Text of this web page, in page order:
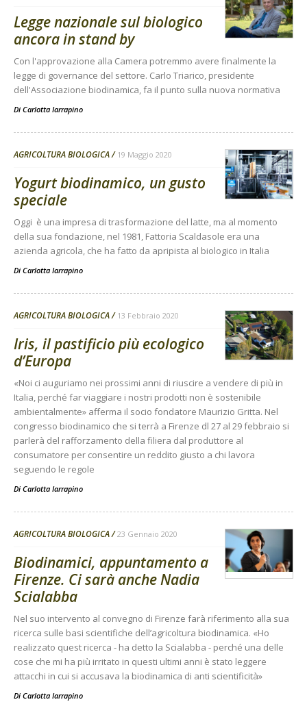
Legge nazionale sul biologico
ancora in stand by
Con l'approvazione alla Camera potremmo avere finalmente la
legge di governance del settore. Carlo Triarico, presidente
dell'Associazione biodinamica, fa il punto sulla nuova normativa
Di Carlotta Iarrapino
AGRICOLTURA BIOLOGICA 19 Maggio 2020
Yogurt biodinamico, un gusto
speciale
Oggi è una impresa di trasformazione del latte, ma al momento
della sua fondazione, nel 1981, Fattoria Scaldasole era una
azienda agricola, che ha fatto da apripista al biologico in Italia
Di Carlotta Iarrapino
AGRICOLTURA BIOLOGICA 13 Febbraio 2020
Iris, il pastificio più ecologico
d’Europa
«Noi ci auguriamo nei prossimi anni di riuscire a vendere di più in
Italia, perché far viaggiare i nostri prodotti non è sostenibile
ambientalmente» afferma il socio fondatore Maurizio Gritta. Nel
congresso biodinamico che si terrà a Firenze dl 27 al 29 febbraio si
parlerà del rafforzamento della filiera dal produttore al
consumatore per consentire un reddito giusto a chi lavora
seguendo le regole
Di Carlotta Iarrapino
AGRICOLTURA BIOLOGICA 23 Gennaio 2020
Biodinamici, appuntamento a
Firenze. Ci sarà anche Nadia
Scialabba
Nel suo intervento al convegno di Firenze farà riferimento alla sua
ricerca sulle basi scientifiche dell’agricoltura biodinamica. «Ho
realizzato quest ricerca - ha detto la Scialabba - perché una delle
cose che mi ha più irritato in questi ultimi anni è stato leggere
attacchi in cui si accusava la biodinamica di anti scientificità»
Di Carlotta Iarrapino